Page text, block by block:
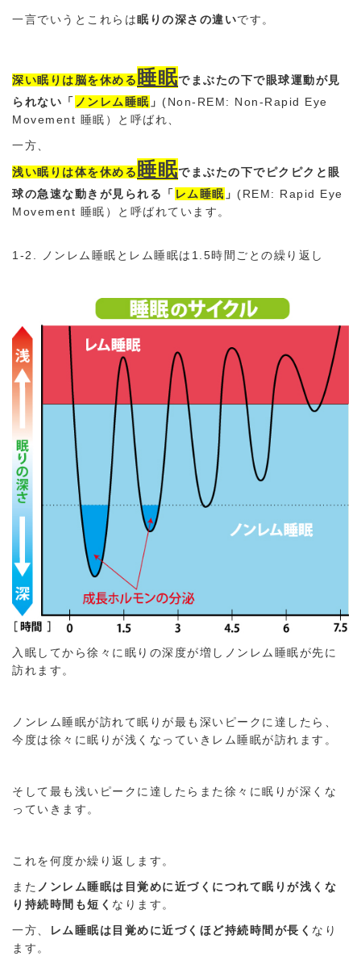
一言でいうとこれらは眠りの深さの違いです。
深い眠りは脳を休める 睡眠でまぶたの下で眼球運動が見
られない「 ノンレム睡眠 」 (Non-REM: Non-Rapid Eye
Movement 睡眠）と呼ばれ、
一方、
浅い眠りは体を休める 睡眠でまぶたの下でピクピクと眼
球の急速な動きが見られる
「 レム睡眠 」 (REM: Rapid Eye
Movement 睡眠）と呼ばれています。
1-2. ノンレム睡眠とレム睡眠は1.5時間ごとの繰り返し
入眠してから徐々に眠りの深度が増しノンレム睡眠が先に
訪れます。
ノンレム睡眠が訪れて眠りが最も深いピークに達したら、
今度は徐々に眠りが浅くなっていきレム睡眠が訪れます。
そして最も浅いピークに達したらまた徐々に眠りが深くな
っていきます。
これを何度か繰り返します。
また ノンレム睡眠は目覚めに近づくにつれて眠りが浅くな
り持続時間も短く なります。
一方、
レム睡眠は目覚めに近づくほど持続時間が長く なり
ます。